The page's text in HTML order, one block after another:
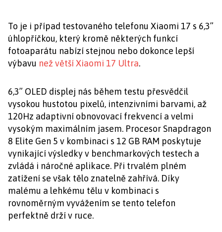
To je i případ testovaného telefonu Xiaomi 17 s 6,3”
úhlopříčkou, který kromě některých funkcí
fotoaparátu nabízí stejnou nebo dokonce lepší
výbavu než větší Xiaomi 17 Ultra.
6,3” OLED displej nás během testu přesvědčil
vysokou hustotou pixelů, intenzivními barvami, až
120Hz adaptivní obnovovací frekvencí a velmi
vysokým maximálním jasem. Procesor Snapdragon
8 Elite Gen 5 v kombinaci s 12 GB RAM poskytuje
vynikající výsledky v benchmarkových testech a
zvládá i náročné aplikace. Při trvalém plném
zatížení se však tělo znatelně zahřívá. Díky
malému a lehkému tělu v kombinaci s
rovnoměrným vyvážením se tento telefon
perfektně drží v ruce.